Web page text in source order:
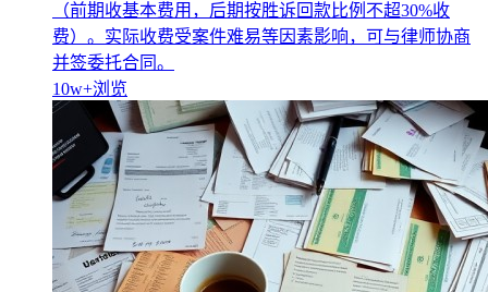
（前期收基本费用，后期按胜诉回款比例不超30%收
费）。实际收费受案件难易等因素影响，可与律师协商
并签委托合同。
10w+浏览